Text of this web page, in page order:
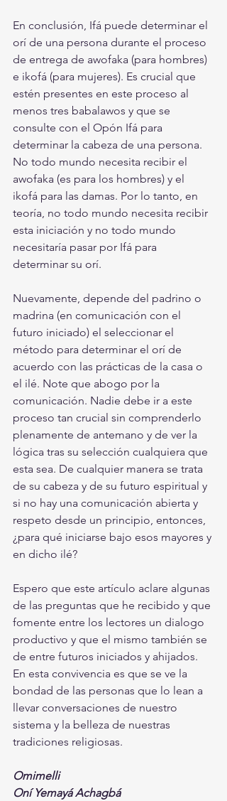
En conclusión, Ifá puede determinar el
orí de una persona durante el proceso
de entrega de awofaka (para hombres)
e ikofá (para mujeres). Es crucial que
estén presentes en este proceso al
menos tres babalawos y que se
consulte con el Opón Ifá para
determinar la cabeza de una persona.
No todo mundo necesita recibir el
awofaka (es para los hombres) y el
ikofá para las damas. Por lo tanto, en
teoría, no todo mundo necesita recibir
esta iniciación y no todo mundo
necesitaría pasar por Ifá para
determinar su orí.
Nuevamente, depende del padrino o
madrina (en comunicación con el
futuro iniciado) el seleccionar el
método para determinar el orí de
acuerdo con las prácticas de la casa o
el ilé. Note que abogo por la
comunicación. Nadie debe ir a este
proceso tan crucial sin comprenderlo
plenamente de antemano y de ver la
lógica tras su selección cualquiera que
esta sea. De cualquier manera se trata
de su cabeza y de su futuro espiritual y
si no hay una comunicación abierta y
respeto desde un principio, entonces,
¿para qué iniciarse bajo esos mayores y
en dicho ilé?
Espero que este artículo aclare algunas
de las preguntas que he recibido y que
fomente entre los lectores un dialogo
productivo y que el mismo también se
de entre futuros iniciados y ahijados.
En esta convivencia es que se ve la
bondad de las personas que lo lean a
llevar conversaciones de nuestro
sistema y la belleza de nuestras
tradiciones religiosas.
Omimelli
Oní Yemayá Achagbá